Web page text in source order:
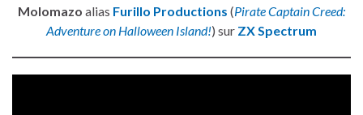
Molomazo alias Furillo Productions (Pirate Captain Creed:
Adventure on Halloween Island!) sur ZX Spectrum